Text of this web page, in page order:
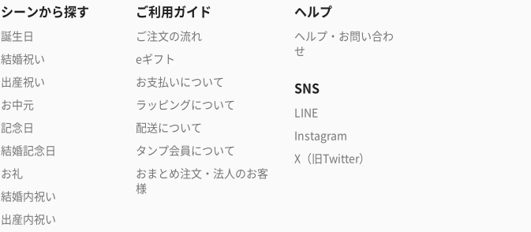
シーンから探す
誕生日
結婚祝い
出産祝い
お中元
記念日
結婚記念日
お礼
結婚内祝い
出産内祝い
ご利用ガイド
ご注文の流れ
eギフト
お支払いについて
ラッピングについて
配送について
タンプ会員について
おまとめ注文・法人のお客
様
ヘルプ
ヘルプ・お問い合わ
せ
SNS
LINE
Instagram
X（旧Twitter）